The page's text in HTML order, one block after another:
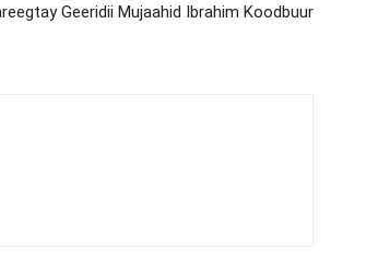
Geeridii Mujaahid Ibrahim Koodbuur